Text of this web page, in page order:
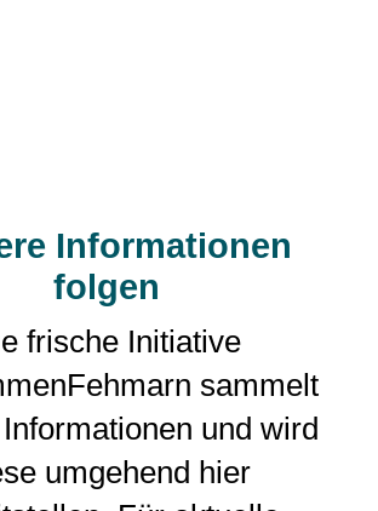
Informationen
folgen
frische Initiative
sammelt
und wird
umgehend hier